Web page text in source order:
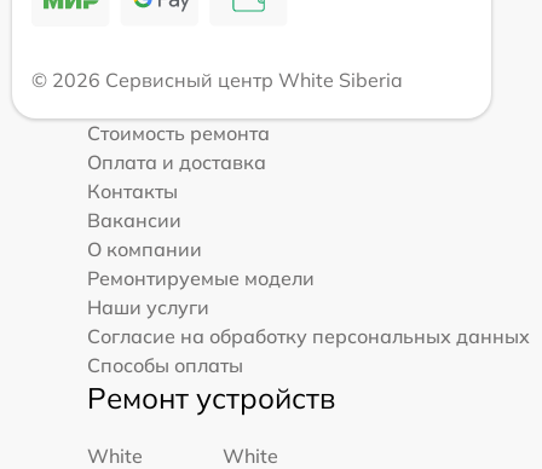
© 2026 Сервисный центр White Siberia
Стоимость ремонта
Оплата и доставка
Контакты
Вакансии
О компании
Ремонтируемые модели
Наши услуги
Согласие на обработку персональных данных
Способы оплаты
Ремонт устройств
White
White